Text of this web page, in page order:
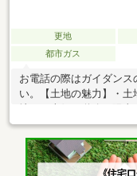
更地
都市ガス
お電話の際はガイダンス
い。【土地の魅力】・土
地！・南側が道路で陽当
駐車もスムーズ【周辺
「ビフレ東通店」まで
ネット予約可能！他プ
安... 「プロ目線で見る